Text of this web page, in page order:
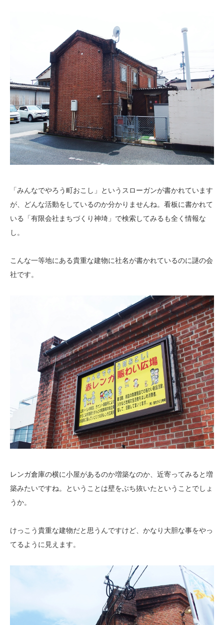
「みんなでやろう町おこし」というスローガンが書かれています
が、どんな活動をしているのか分かりませんね。看板に書かれて
いる「有限会社まちづくり神埼」で検索してみるも全く情報な
し。
こんな一等地にある貴重な建物に社名が書かれているのに謎の会
社です。
レンガ倉庫の横に小屋があるのか増築なのか、近寄ってみると増
築みたいですね。ということは壁をぶち抜いたということでしょ
うか。
けっこう貴重な建物だと思うんですけど、かなり大胆な事をやっ
てるように見えます。